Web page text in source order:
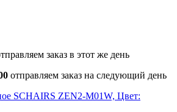
заказ в этот же день
отправляем заказ на следующий день